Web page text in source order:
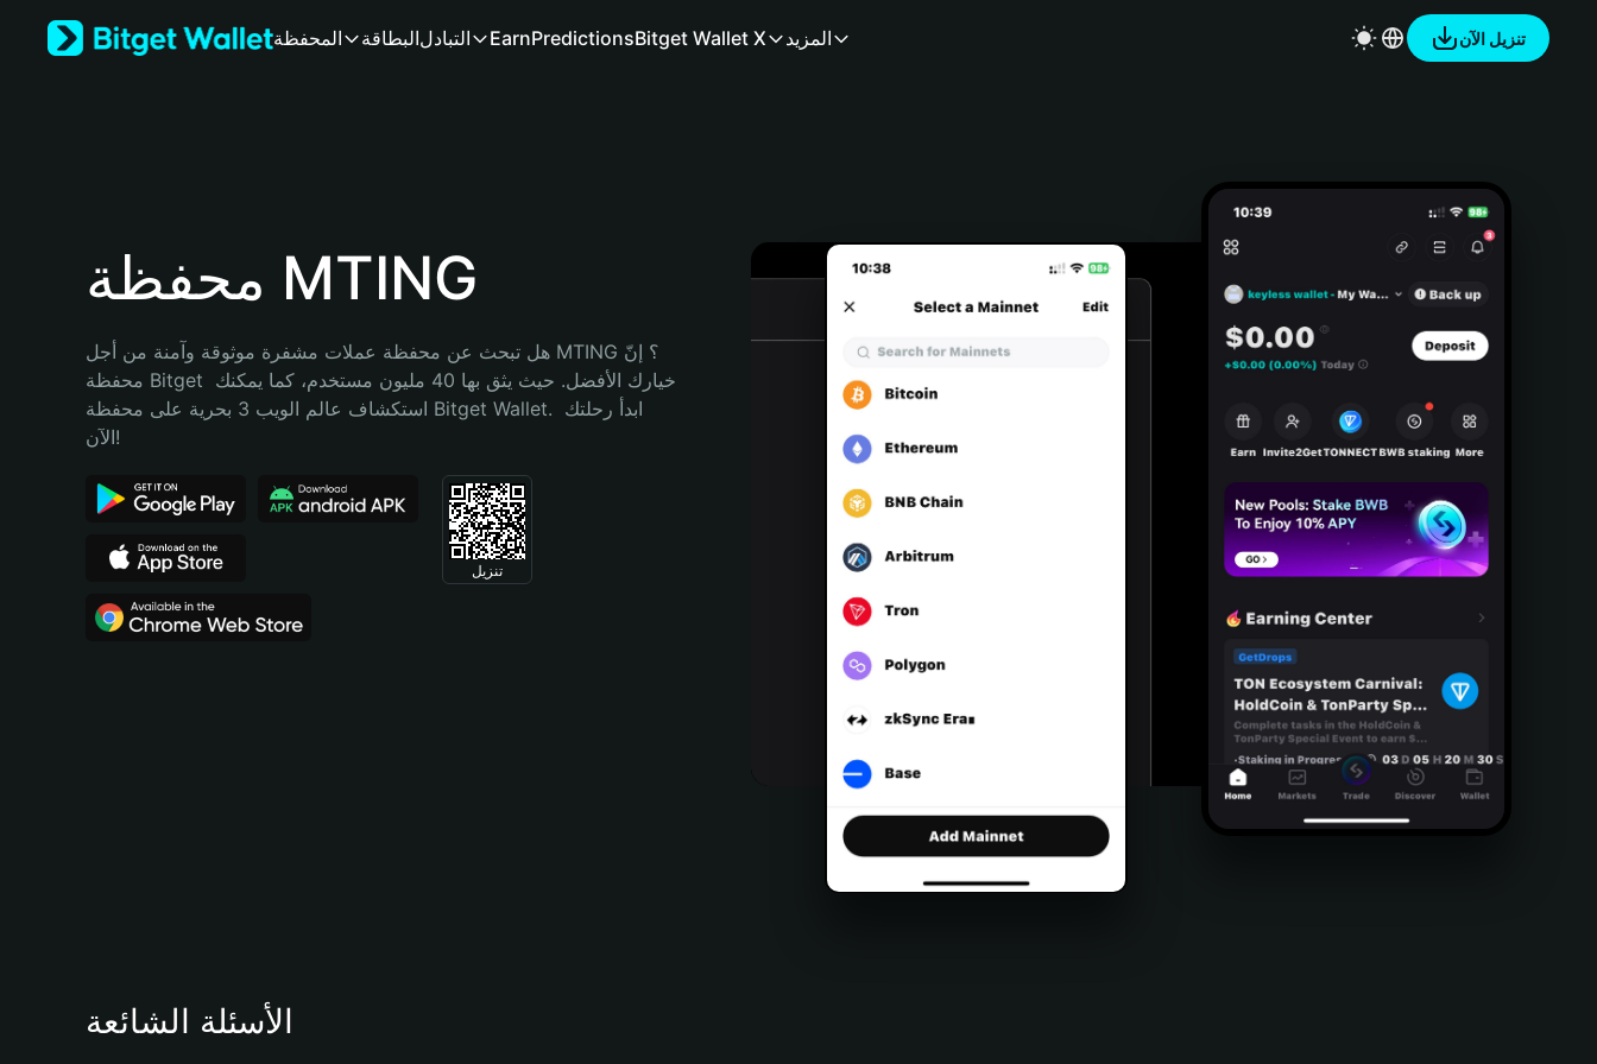
Bahasa Indonesia
Português (Brasil)
المحفظة البطاقةالتبادل EarnPredictionsBitget Wallet X المزيد تنزيل الآن
محفظة MTING
هل تبحث عن محفظة عملات مشفرة موثوقة وآمنة من أجل MTING؟ إنّ
محفظة Bitget خيارك الأفضل. حيث يثق بها 40 مليون مستخدم، كما يمكنك
استكشاف عالم الويب 3 بحرية على محفظة Bitget Wallet. ابدأ رحلتك
الآن!
تنزيل
الأسئلة الشائعة